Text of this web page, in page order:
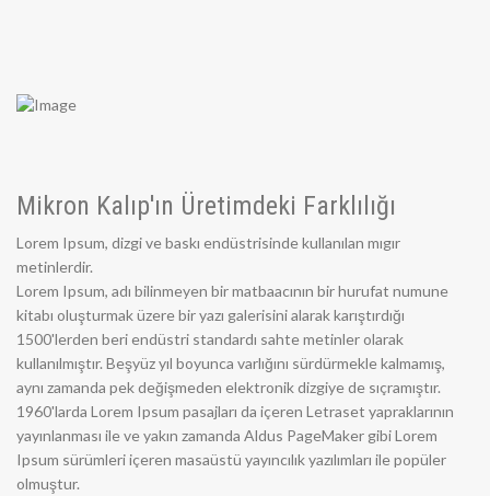
Mikron Kalıp'ın Üretimdeki Farklılığı
Lorem Ipsum, dizgi ve baskı endüstrisinde kullanılan mıgır
metinlerdir.
Lorem Ipsum, adı bilinmeyen bir matbaacının bir hurufat numune
kitabı oluşturmak üzere bir yazı galerisini alarak karıştırdığı
1500'lerden beri endüstri standardı sahte metinler olarak
kullanılmıştır. Beşyüz yıl boyunca varlığını sürdürmekle kalmamış,
aynı zamanda pek değişmeden elektronik dizgiye de sıçramıştır.
1960'larda Lorem Ipsum pasajları da içeren Letraset yapraklarının
yayınlanması ile ve yakın zamanda Aldus PageMaker gibi Lorem
Ipsum sürümleri içeren masaüstü yayıncılık yazılımları ile popüler
olmuştur.